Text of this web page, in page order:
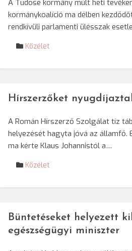
A Tudose kormány múlt heti
kormánykoalíció ma délben
rendkívüli parlamenti ülésszak
Közélet
Hírszerzőket
A Román Hírszerző Szolgálat tíz
helyezését hagyta jóvá az államfő.
ma kérte Klaus Johannistól a…
Közélet
Büntetéseket helyezett
egészségügyi miniszter